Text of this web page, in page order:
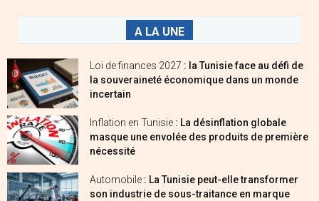
A LA UNE
Loi de finances 2027 : la Tunisie face au défi de
la souveraineté économique dans un monde
incertain
Inflation en Tunisie : La désinflation globale
masque une envolée des produits de première
nécessité
Automobile : La Tunisie peut-elle transformer
son industrie de sous-traitance en marque